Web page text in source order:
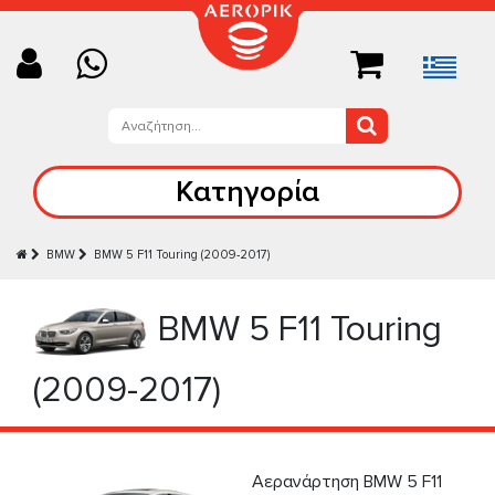
Κατηγορία
BMW BMW 5 F11 Touring (2009-2017)
BMW 5 F11 Touring
(2009-2017)
Αερανάρτηση BMW 5 F11